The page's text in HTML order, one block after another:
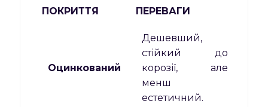
ПОКРИТТЯ ПЕРЕВАГИ
Оцинкований
Дешевший,
стійкий до
корозії, але
менш
естетичний.